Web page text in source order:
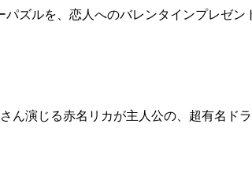
ズルを、恋人へのバレンタインプレゼ
演じる赤名リカが主人公の、超有名ド